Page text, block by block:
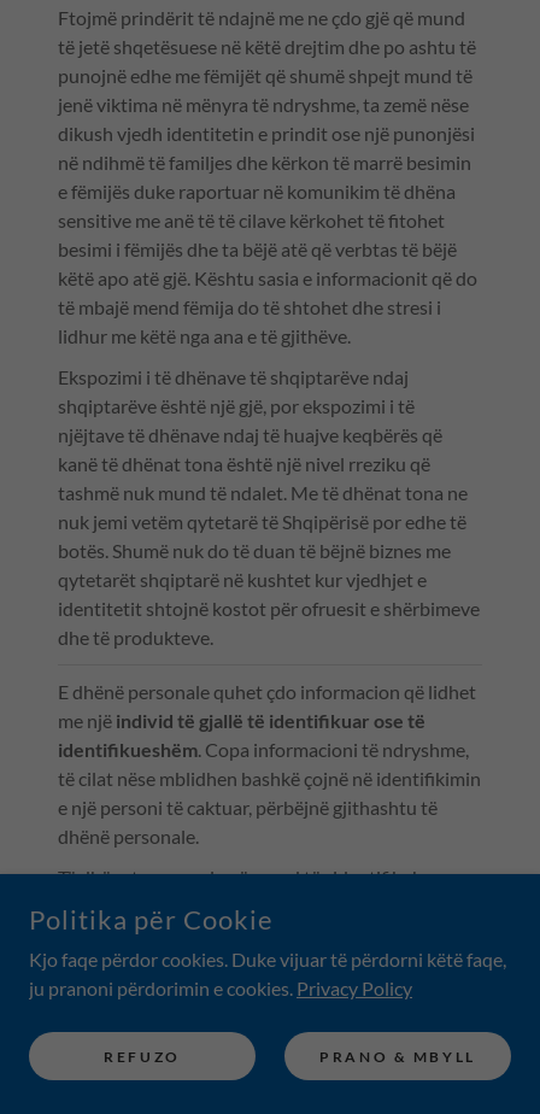
Ftojmë prindërit të ndajnë me ne çdo gjë që mund
të jetë shqetësuese në këtë drejtim dhe po ashtu të
punojnë edhe me fëmijët që shumë shpejt mund të
jenë viktima në mënyra të ndryshme, ta zemë nëse
dikush vjedh identitetin e prindit ose një punonjësi
në ndihmë të familjes dhe kërkon të marrë besimin
e fëmijës duke raportuar në komunikim të dhëna
sensitive me anë të të cilave kërkohet të fitohet
besimi i fëmijës dhe ta bëjë atë që verbtas të bëjë
këtë apo atë gjë. Kështu sasia e informacionit që do
të mbajë mend fëmija do të shtohet dhe stresi i
lidhur me këtë nga ana e të gjithëve.
Ekspozimi i të dhënave të shqiptarëve ndaj
shqiptarëve është një gjë, por ekspozimi i të
njëjtave të dhënave ndaj të huajve keqbërës që
kanë të dhënat tona është një nivel rreziku që
tashmë nuk mund të ndalet. Me të dhënat tona ne
nuk jemi vetëm qytetarë të Shqipërisë por edhe të
botës. Shumë nuk do të duan të bëjnë biznes me
qytetarët shqiptarë në kushtet kur vjedhjet e
identitetit shtojnë kostot për ofruesit e shërbimeve
dhe të produkteve.
E dhënë personale quhet çdo informacion që lidhet
me një individ të gjallë të identifikuar ose të
identifikueshëm . Copa informacioni të ndryshme,
të cilat nëse mblidhen bashkë çojnë në identifikimin
e një personi të caktuar, përbëjnë gjithashtu të
dhënë personale.
Të dhënat personale që mund të çidentifikohen,
kodohen ose të bëhen pseudonime
të përdoren për ta ri-identifikuar një person
mbeten të dhëna personale brenda objektit të
Rregullores së Përgjithshme të të Mbrojtjes së të
Të dhënat personale që janë bërë anonime në një
Politika për Cookie
Kjo faqe përdor cookies. Duke vijuar të përdorni këtë faqe,
ju pranoni përdorimin e cookies. Privacy Policy
REFUZO PRANO & MBYLL